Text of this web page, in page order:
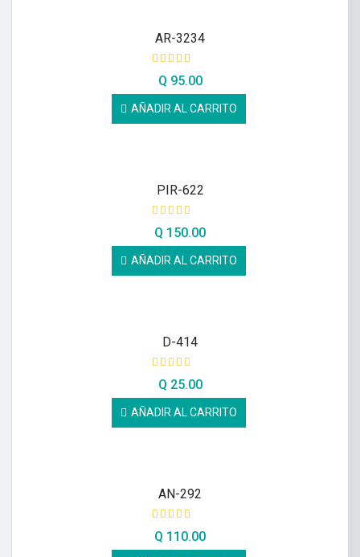
AR-3234
Q 95.00
AÑADIR AL CARRITO
PIR-622
Q 150.00
AÑADIR AL CARRITO
D-414
Q 25.00
AÑADIR AL CARRITO
AN-292
Q 110.00